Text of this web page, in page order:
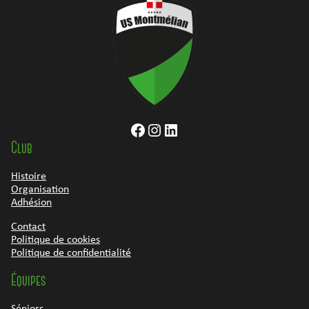
Facebook Instagram LinkedIn
Club
Histoire
Organisation
Adhésion
Contact
Politique de cookies
Politique de confidentialité
Équipes